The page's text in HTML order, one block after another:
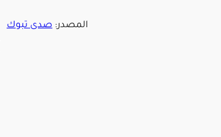
المصدر: صدى تبوك